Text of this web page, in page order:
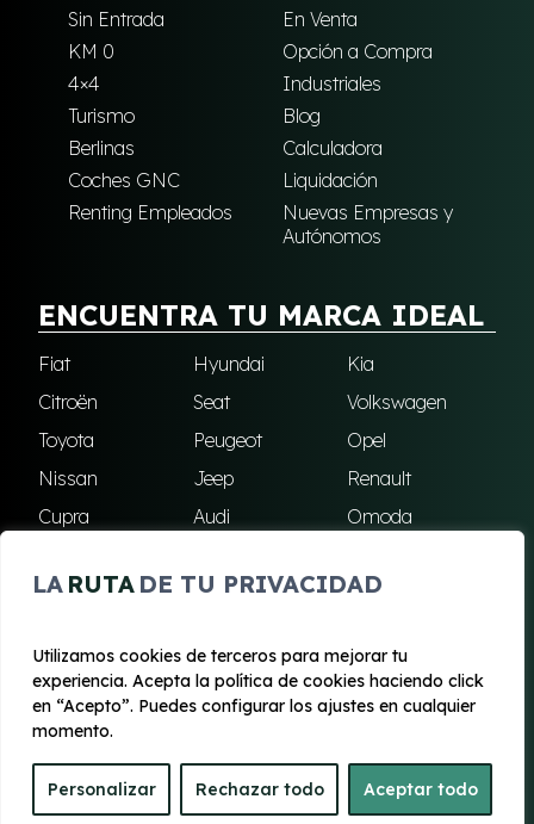
LA RUTA DE TU PRIVACIDAD
Utilizamos cookies de terceros para mejorar tu
experiencia. Acepta la política de cookies haciendo click
en “Acepto”. Puedes configurar los ajustes en cualquier
momento.
Personalizar Rechazar todo Aceptar todo
Sin Entrada
En Venta
KM 0
Opción a Compra
4×4
Industriales
Turismo
Blog
Berlinas
Calculadora
Coches GNC
Liquidación
Renting Empleados
Nuevas Empresas y
Autónomos
ENCUENTRA TU MARCA IDEAL
Fiat Hyundai
Kia
Citroën
Seat
Volkswagen
Toyota
Peugeot
Opel
Nissan
Jeep
Renault
Cupra
Audi
Omoda
Skoda
Ford Todas las marcas
© 2020 - 2026 Renting Mallorca
Aviso legal y Privacidad